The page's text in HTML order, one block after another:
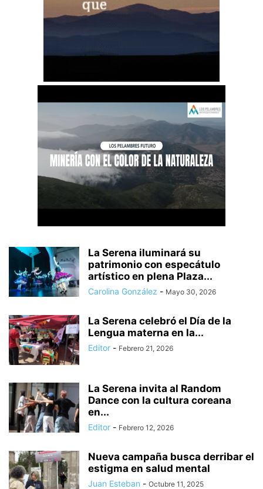
La Serena iluminará su
patrimonio con especátulo
artístico en plena Plaza...
Carolina González - Mayo 30, 2026
La Serena celebró el Día de la
Lengua materna en la...
Editor - Febrero 21, 2026
La Serena invita al Random
Dance con la cultura coreana
en...
Editor - Febrero 12, 2026
Nueva campaña busca derribar el
estigma en salud mental
Juan Esteban - Octubre 11, 2025